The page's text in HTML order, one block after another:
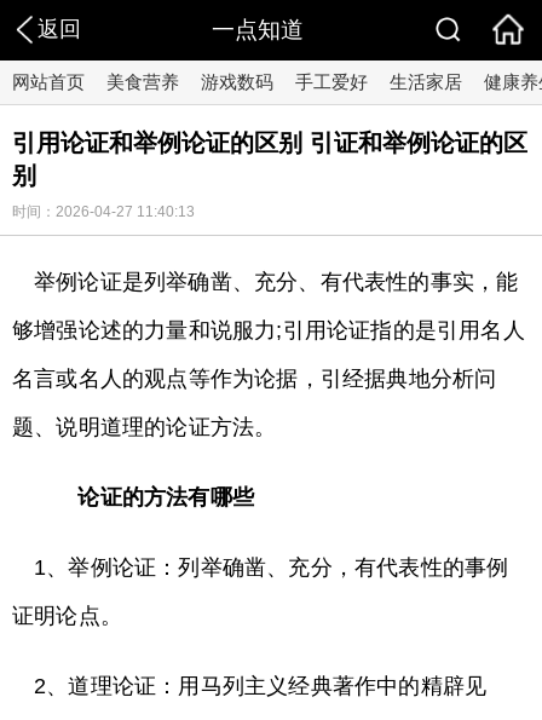
返回 一点知道
网站首页 美食营养 游戏数码 手工爱好 生活家居 健康养
引用论证和举例论证的区别 引证和举例论证的区
别
时间：2026-04-27 11:40:13
举例论证是列举确凿、充分、有代表性的事实，能
够增强论述的力量和说服力;引用论证指的是引用名人
名言或名人的观点等作为论据，引经据典地分析问
题、说明道理的论证方法。
论证的方法有哪些
1、举例论证：列举确凿、充分，有代表性的事例
证明论点。
2、道理论证：用马列主义经典著作中的精辟见